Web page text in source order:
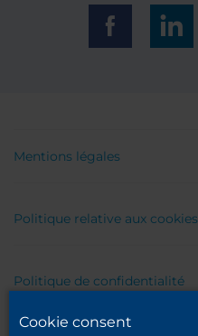
Mentions légales
Politique relative aux cookies
Politique de confidentialité
Cookie consent